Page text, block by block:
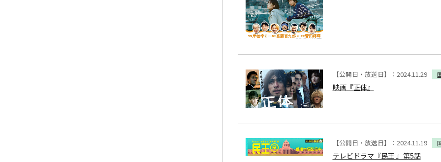
【公開日・放送日】：2024.11.29
映画『正体』
【公開日・放送日】：2024.11.19
テレビドラマ『民王 』第5話